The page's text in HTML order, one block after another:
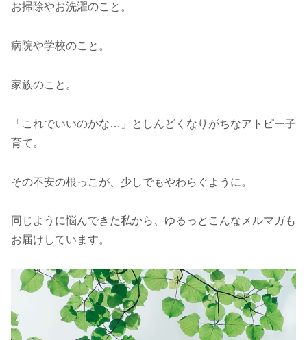
お掃除やお洗濯のこと。
病院や学校のこと。
家族のこと。
「これでいいのかな…」としんどくなりがちなアトピー子
育て。
その不安の根っこが、少しでもやわらぐように。
同じように悩んできた私から、ゆるっとこんなメルマガも
お届けしています。